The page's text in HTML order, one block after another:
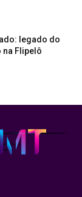
legado do
na Flipelô